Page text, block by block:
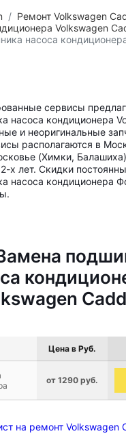
Ремонт Volkswagen
Volkswagen
насоса
сервисы
насоса кондиционера
и неоригинальные
располагаются в
(Химки,
х лет. Скидки
насоса кондиционера
Цена в Руб.
от 1290 руб.
на ремонт Volkswagen